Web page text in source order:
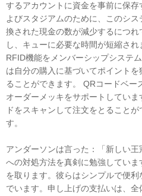
するアカウントに資金を事前に保
よびスタジアムのために、このシ
換された現金の数が減少するにつ
し、キューに必要な時間が短縮され
RFID機能をメンバーシップシステ
は自分の購入に基づいてポイント
ることができます。 QRコードベー
オーダーメッキをサポートしてい
ドをスキャンして注文をとること
す。
アンダーソンは言った：「新しい
への対処方法を真剣に勉強してい
を取ります。彼らはシンプルで便
でいます。申し上げの支払いは、